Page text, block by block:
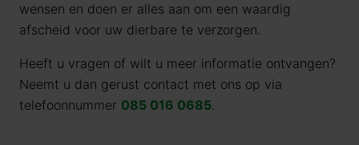
wensen en doen er alles aan om een waardig
afscheid voor uw dierbare te verzorgen.
Heeft u vragen of wilt u meer informatie ontvangen?
Neemt u dan gerust contact met ons op via
telefoonnummer 085 016 0685.